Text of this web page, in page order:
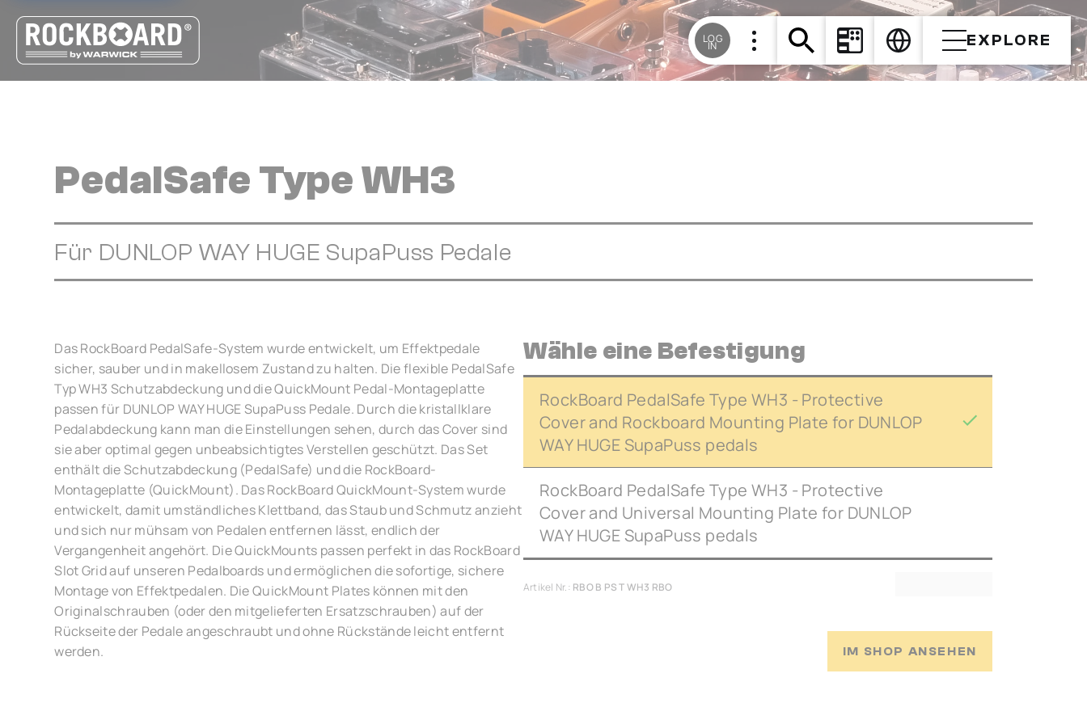
LOG
IN EXPLORE
PedalSafe Type WH3
Für DUNLOP WAY HUGE SupaPuss Pedale
Das RockBoard PedalSafe-System wurde entwickelt, um Effektpedale
sicher, sauber und in makellosem Zustand zu halten. Die flexible PedalSafe
Typ WH3 Schutzabdeckung und die QuickMount Pedal-Montageplatte
passen für DUNLOP WAY HUGE SupaPuss Pedale. Durch die kristallklare
Pedalabdeckung kann man die Einstellungen sehen, durch das Cover sind
sie aber optimal gegen unbeabsichtigtes Verstellen geschützt. Das Set
enthält die Schutzabdeckung (PedalSafe) und die RockBoard-
Montageplatte (QuickMount). Das RockBoard QuickMount-System wurde
entwickelt, damit umständliches Klettband, das Staub und Schmutz anzieht
und sich nur mühsam von Pedalen entfernen lässt, endlich der
Vergangenheit angehört. Die QuickMounts passen perfekt in das RockBoard
Slot Grid auf unseren Pedalboards und ermöglichen die sofortige, sichere
Montage von Effektpedalen. Die QuickMount Plates können mit den
Originalschrauben (oder den mitgelieferten Ersatzschrauben) auf der
Rückseite der Pedale angeschraubt und ohne Rückstände leicht entfernt
werden.
Wähle eine Befestigung
RockBoard PedalSafe Type WH3 - Protective
Cover and Rockboard Mounting Plate for DUNLOP
WAY HUGE SupaPuss pedals
RockBoard PedalSafe Type WH3 - Protective
Cover and Universal Mounting Plate for DUNLOP
WAY HUGE SupaPuss pedals
Artikel Nr.: RBO B PS T WH3 RBO
IM SHOP ANSEHEN